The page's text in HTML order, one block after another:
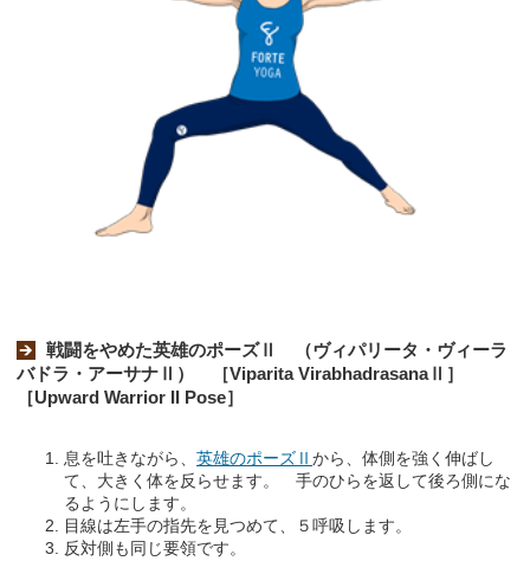
戦闘をやめた英雄のポーズⅡ （ヴィパリータ・ヴィーラ
バドラ・アーサナⅡ） ［Viparita VirabhadrasanaⅡ］
［Upward Warrior II Pose］
息を吐きながら、 英雄のポーズⅡ から、体側を強く伸ばし
て、大きく体を反らせます。 手のひらを返して後ろ側にな
るようにします。
目線は左手の指先を見つめて、５呼吸します。
反対側も同じ要領です。